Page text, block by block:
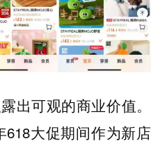
出可观的商业价值。
大促期间作为新店